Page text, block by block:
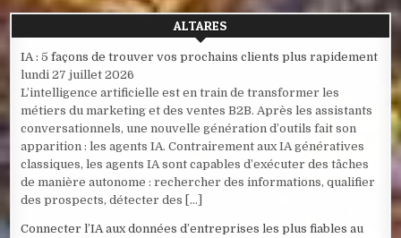
ALTARES
IA : 5 façons de trouver vos prochains clients plus rapidement
lundi 27 juillet 2026
L’intelligence artificielle est en train de transformer les
métiers du marketing et des ventes B2B. Après les assistants
conversationnels, une nouvelle génération d’outils fait son
apparition : les agents IA. Contrairement aux IA génératives
classiques, les agents IA sont capables d’exécuter des tâches
de manière autonome : rechercher des informations, qualifier
des prospects, détecter des […]
Connecter l’IA aux données d’entreprises les plus fiables au